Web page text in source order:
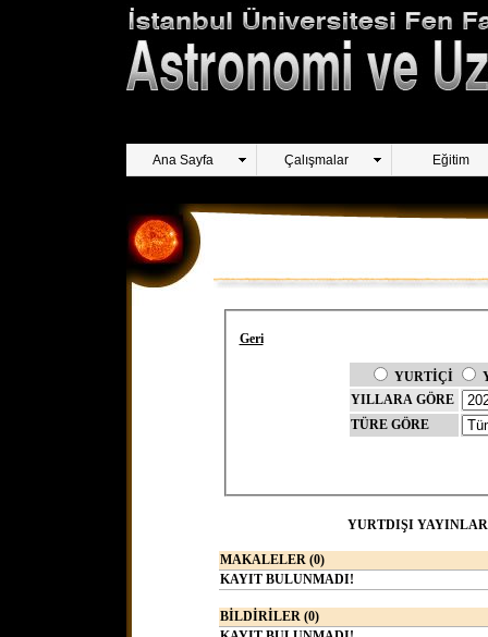
Ana Sayfa Çalışmalar Eğitim
Geri
YURTİÇİ
YILLARA GÖRE
TÜRE GÖRE
YURTDIŞI
MAKALELER (0)
KAYIT BULUNMADI!
BİLDİRİLER (0)